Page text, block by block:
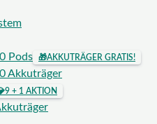
Pods
🎁AKKUTRÄGER GRATIS!
Akkuträger
9 + 1 AKTION